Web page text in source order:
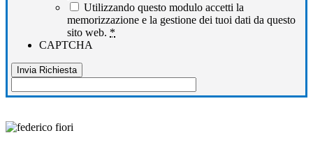
Utilizzando questo modulo accetti la
memorizzazione e la gestione dei tuoi dati da questo
sito web. *
CAPTCHA